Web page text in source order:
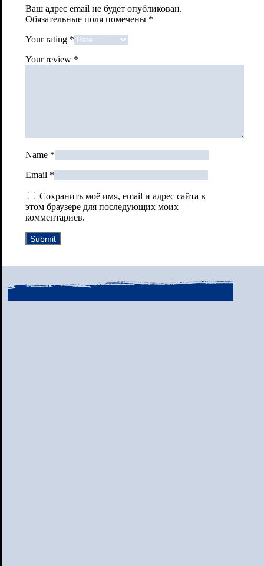
Ваш адрес email не будет опубликован.
Обязательные поля помечены *
Your rating *
Your review *
Name *
Email *
Сохранить моё имя, email и адрес сайта в
этом браузере для последующих моих
комментариев.